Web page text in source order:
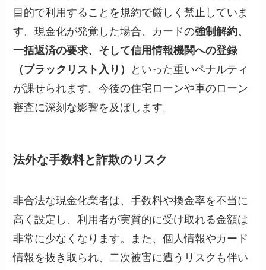
目的で利用することを規約で厳しく禁止していま
す。現金化が発覚した場合、カードの強制解約、
一括返済の要求、そして信用情報機関への登録
（ブラックリスト入り）
といった重いペナルティ
が課せられます。今後の住宅ローンや車のローン
審査に深刻な影響を及ぼします。
法外な手数料と詐欺のリスク
非合法な現金化業者は、手数料や換金率を不当に
高く設定し、利用者が実質的に受け取れる金額は
非常に少なくなります。また、個人情報やカード
情報を抜き取られ、二次被害に遭うリスクも伴い